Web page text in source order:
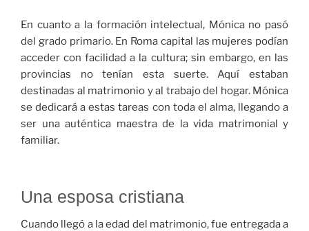
En cuanto a la formación intelectual, Mónica no pasó
del grado primario. En Roma capital las mujeres podían
acceder con facilidad a la cultura; sin embargo, en las
provincias no tenían esta suerte. Aquí estaban
destinadas al matrimonio y al trabajo del hogar. Mónica
se dedicará a estas tareas con toda el alma, llegando a
ser una auténtica maestra de la vida matrimonial y
familiar.
Una esposa cristiana
Cuando llegó a la edad del matrimonio, fue entregada a